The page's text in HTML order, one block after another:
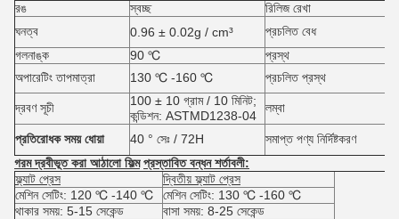
রঙ
স্বচ্ছ রিলিজ রেখা
ঘনত্ব
0.96 ± 0.02g / cm³ প্রচলিত বেধ
গলনাঙ্ক
90 ℃ প্রস্থ
অপারেটিং তাপমাত্রা
130 ℃ -160 ℃ প্রচলিত প্রস্থ
দ্রবণ সূচী
100 ± 10 গ্রাম / 10 মিনিট;
কন্ডিশন: ASTMD1238-04
লম্বা
প্রতিরোধক সময় ধোয়া 40 ° সেঃ / 72H সমাপ্ত পণ্য নির্দিষ্টকরণ
গরম দ্রবীভূত করা আঠালো ফিল্ম প্রস্তাবিত বন্ধন শর্তাবলী:
ফ্ল্যাট প্রেস
দ্বিতীয় ফ্ল্যাট প্রেস
মেশিন সেটিং: 120 ℃ -140 ℃
মেশিন সেটিং: 130 ℃ -160 ℃
থাকার সময়: 5-15 সেকেন্ড
বাসা সময়: 8-25 সেকেন্ড